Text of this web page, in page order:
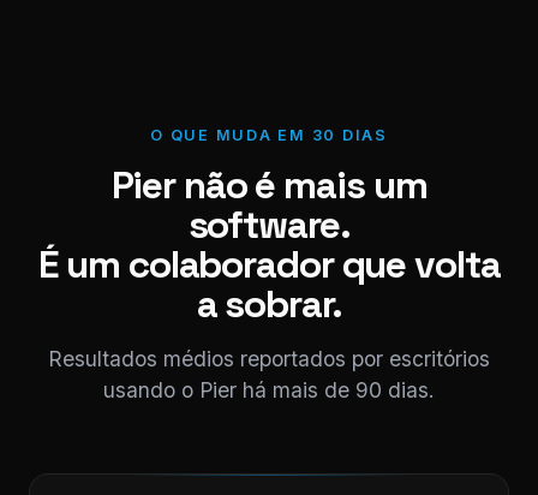
O QUE MUDA EM 30 DIAS
Pier não é mais um
software.
É um colaborador que volta
a sobrar.
Resultados médios reportados por escritórios
usando o Pier há mais de 90 dias.